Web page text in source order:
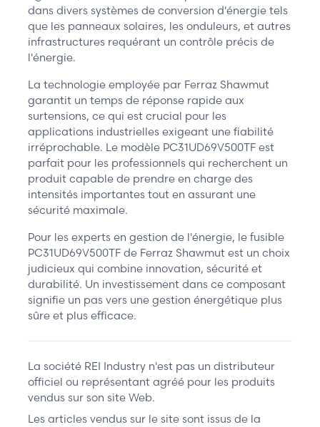
dans divers systèmes de conversion d'énergie tels
que les panneaux solaires, les onduleurs, et autres
infrastructures requérant un contrôle précis de
l'énergie.
La technologie employée par Ferraz Shawmut
garantit un temps de réponse rapide aux
surtensions, ce qui est crucial pour les
applications industrielles exigeant une fiabilité
irréprochable. Le modèle PC31UD69V500TF est
parfait pour les professionnels qui recherchent un
produit capable de prendre en charge des
intensités importantes tout en assurant une
sécurité maximale.
Pour les experts en gestion de l'énergie, le fusible
PC31UD69V500TF de Ferraz Shawmut est un choix
judicieux qui combine innovation, sécurité et
durabilité. Un investissement dans ce composant
signifie un pas vers une gestion énergétique plus
sûre et plus efficace.
La société REI Industry n'est pas un distributeur
officiel ou représentant agréé pour les produits
vendus sur son site Web.
Les articles vendus sur le site sont issus de la